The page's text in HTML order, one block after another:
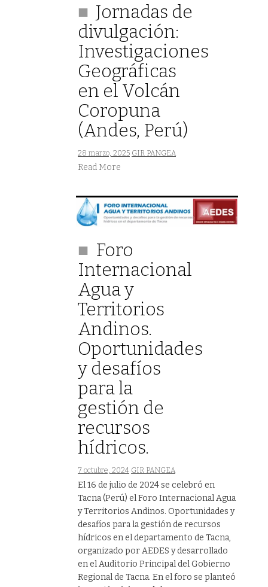
Jornadas de
divulgación:
Investigaciones
Geográficas
en el Volcán
Coropuna
(Andes, Perú)
28 marzo, 2025 GIR PANGEA
Read More
Foro
Internacional
Agua y
Territorios
Andinos.
Oportunidades
y desafíos
para la
gestión de
recursos
hídricos.
7 octubre, 2024 GIR PANGEA
El 16 de julio de 2024 se celebró en
Tacna (Perú) el Foro Internacional Agua
y Territorios Andinos. Oportunidades y
desafíos para la gestión de recursos
hídricos en el departamento de Tacna,
organizado por AEDES y desarrollado
en el Auditorio Principal del Gobierno
Regional de Tacna. En el foro se planteó